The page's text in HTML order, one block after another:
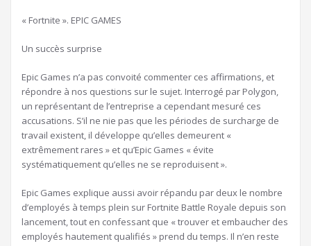
« Fortnite ». EPIC GAMES
Un succès surprise
Epic Games n’a pas convoité commenter ces affirmations, et
répondre à nos questions sur le sujet. Interrogé par Polygon,
un représentant de l’entreprise a cependant mesuré ces
accusations. S’il ne nie pas que les périodes de surcharge de
travail existent, il développe qu’elles demeurent «
extrêmement rares » et qu’Epic Games « évite
systématiquement qu’elles ne se reproduisent ».
Epic Games explique aussi avoir répandu par deux le nombre
d’employés à temps plein sur Fortnite Battle Royale depuis son
lancement, tout en confessant que « trouver et embaucher des
employés hautement qualifiés » prend du temps. Il n’en reste